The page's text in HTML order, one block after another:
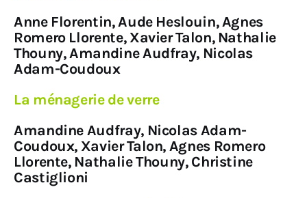
Anne Florentin, Aude Heslouin, Agnes
Romero Llorente, Xavier Talon, Nathalie
Thouny, Amandine Audfray, Nicolas
Adam-Coudoux
La ménagerie de verre
Amandine Audfray, Nicolas Adam-
Coudoux, Xavier Talon, Agnes Romero
Llorente, Nathalie Thouny, Christine
Castiglioni